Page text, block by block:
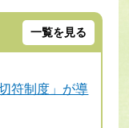
一覧を見る
符制度」が導